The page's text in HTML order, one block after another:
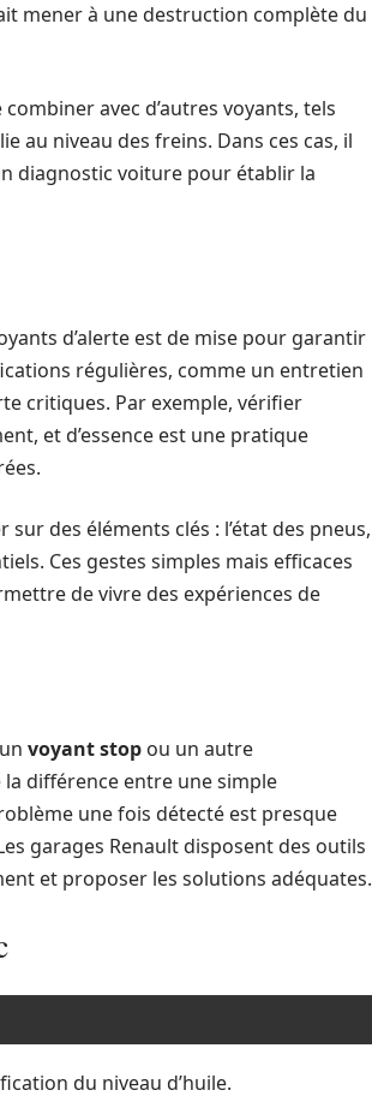
mener à une destruction complète du
combiner avec d’autres voyants, tels
au niveau des freins. Dans ces cas, il
diagnostic voiture pour établir la
d’alerte est de mise pour garantir
régulières, comme un entretien
critiques. Par exemple, vérifier
et d’essence est une pratique
des éléments clés : l’état des pneus,
Ces gestes simples mais efficaces
de vivre des expériences de
voyant stop ou un autre
différence entre une simple
une fois détecté est presque
garages Renault disposent des outils
et proposer les solutions adéquates.
du niveau d’huile.